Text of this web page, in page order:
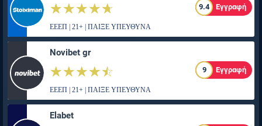
☆☆☆☆☆
★★★★★ 9.4 Εγγραφή
ΕΕΕΠ | 21+ | ΠΑΙΞΕ ΥΠΕΥΘΥΝΑ
Novibet gr
☆☆☆☆☆
★★★★★ 9 Εγγραφή
ΕΕΕΠ | 21+ | ΠΑΙΞΕ ΥΠΕΥΘΥΝΑ
Elabet